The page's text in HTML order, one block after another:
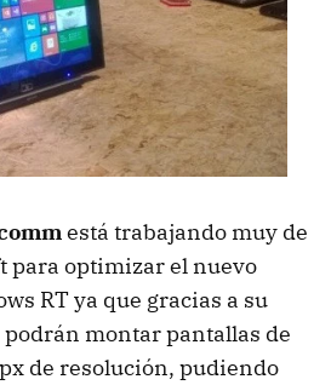
está trabajando muy de
para optimizar el nuevo
RT ya que gracias a su
montar pantallas de
de resolución, pudiendo